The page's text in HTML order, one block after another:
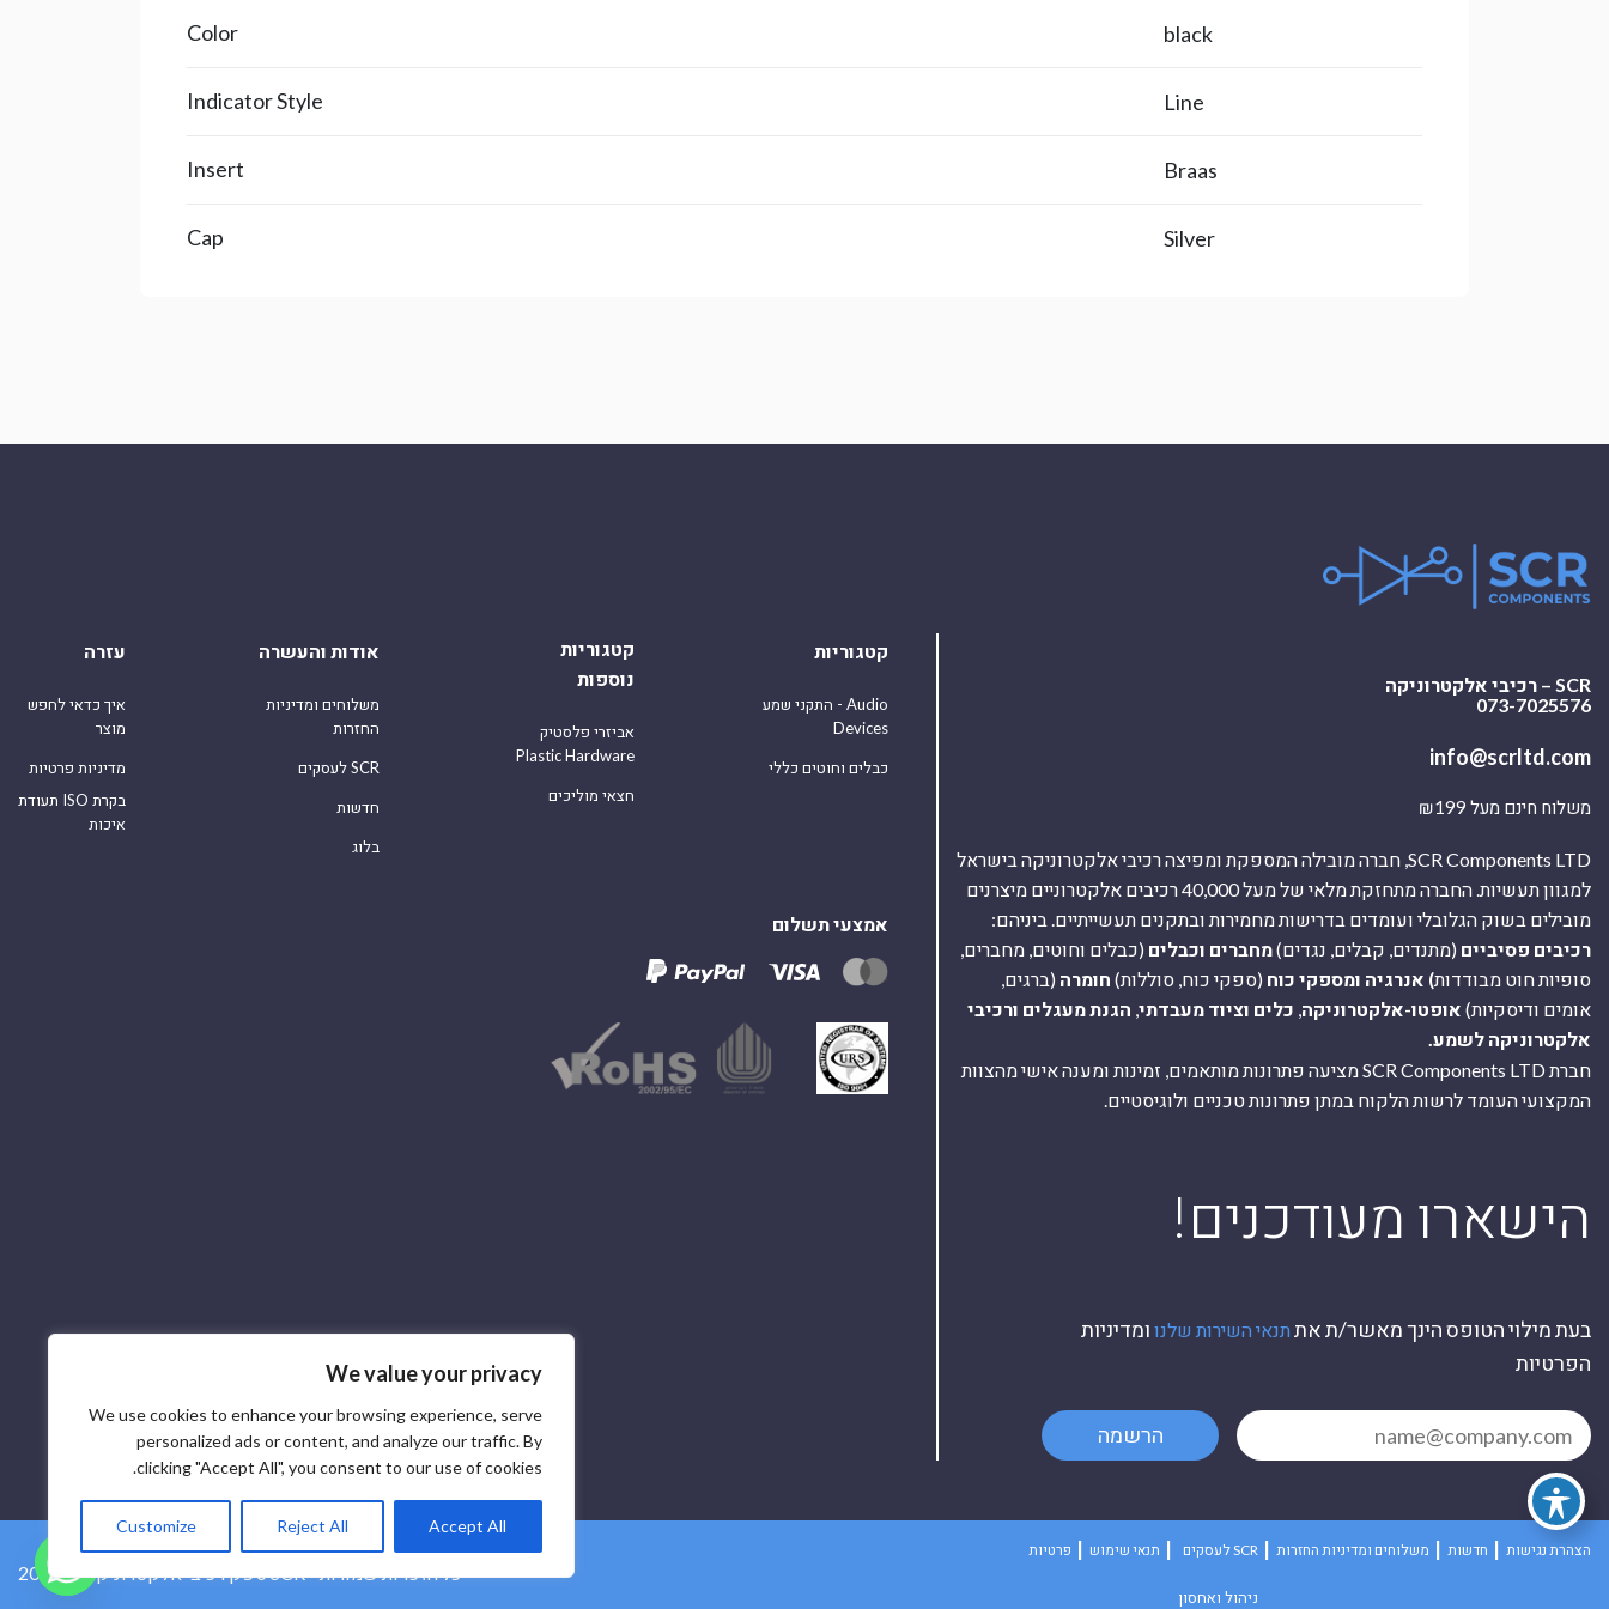
We value your privacy
We use cookies to enhance your browsing experience, serve
personalized ads or content, and analyze our traffic. By
clicking "Accept All", you consent to our use of cookies.
Customize Reject All Accept All
Color black
Indicator Style Line
Insert Braas
Cap Silver
SCR – רכיבי אלקטרוניקה
073-7025576
info@scrltd.com
משלוח חינם מעל ₪199
SCR Components LTD, חברה מובילה המספקת ומפיצה רכיבי אלקטרוניקה בישראל
למגוון תעשיות. החברה מתחזקת מלאי של מעל 40,000 רכיבים אלקטרוניים מיצרנים
מובילים בשוק הגלובלי ועומדים בדרישות מחמירות ובתקנים תעשייתיים. ביניהם:
רכיבים פסיביים (מתנדים, קבלים, נגדים)מחברים וכבלים (כבלים וחוטים, מחברים,
סופיות חוט מבודדות) אנרגיה ומספקי כוח (ספקי כוח, סוללות) חומרה (ברגים,
אומים ודיסקיות) אופטו-אלקטרוניקה כלים וציוד מעבדתי הגנת מעגלים ורכיבי
אלקטרוניקה לשמע.
חברת SCR Components LTD מציעה פתרונות מותאמים, זמינות ומענה אישי מהצוות
המקצועי העומד לרשות הלקוח במתן פתרונות טכניים ולוגיסטיים.
!הישארו מעודכנים
בעת מילוי הטופס הינך מאשר/ת את תנאי השירות שלנו ומדיניות
הפרטיות
הרשמה
קטגוריות
התקני שמע - Audio
Devices
כבלים וחוטים כללי
קטגוריות
נוספות
אביזרי פלסטיק
Plastic Hardware
חצאי מוליכים
אודות והעשרה
משלוחים ומדיניות
החזרות
לעסקים SCR
חדשות
בלוג
עזרה
איך כדאי לחפש
מוצר
מדיניות פרטיות
תעודת ISO בקרת
איכות
אמצעי תשלום
2026 © ספק רכיבי אלקטרוניקה SCR - כל הזכויות שמורות
פרטיות תנאי שימוש לעסקים SCR
ניהול ואחסון
משלוחים ומדיניות החזרות חדשות הצהרת נגישות